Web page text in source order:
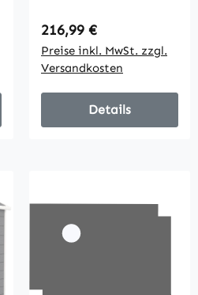
Bodenrahmen,
rostfrei, Stahl,
hellgrün, 2,13 x 1,30
x 1,85 m
Regulärer Preis:
216,99 €
Preise inkl. MwSt. zzgl.
Versandkosten
Details